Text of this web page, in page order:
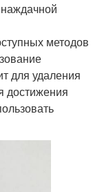
методов
для удаления
достижения